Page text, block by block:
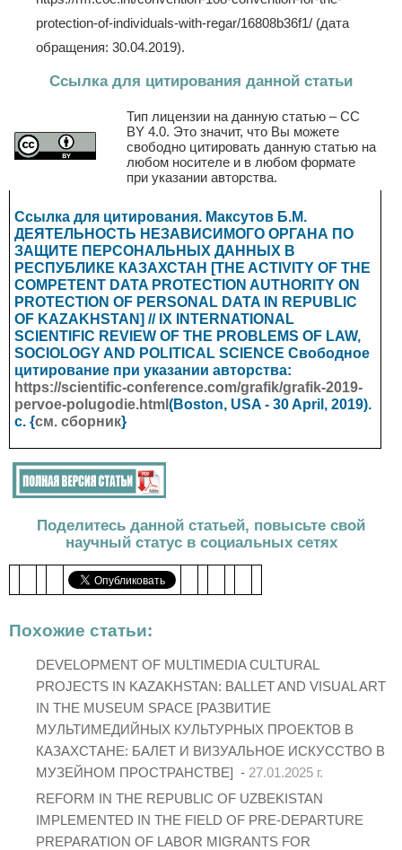
protection-of-individuals-with-regar/16808b36f1/ (дата
обращения: 30.04.2019).
Ссылка для цитирования данной статьи
Тип лицензии на данную статью – CC
BY 4.0. Это значит, что Вы можете
свободно цитировать данную статью на
любом носителе и в любом формате
при указании авторства.
Ссылка для цитирования. Максутов Б.М.
ДЕЯТЕЛЬНОСТЬ НЕЗАВИСИМОГО ОРГАНА ПО
ЗАЩИТЕ ПЕРСОНАЛЬНЫХ ДАННЫХ В
РЕСПУБЛИКЕ КАЗАХСТАН [THE ACTIVITY OF THE
COMPETENT DATA PROTECTION AUTHORITY ON
PROTECTION OF PERSONAL DATA IN REPUBLIC
OF KAZAKHSTAN] // IX INTERNATIONAL
SCIENTIFIC REVIEW OF THE PROBLEMS OF LAW,
SOCIOLOGY AND POLITICAL SCIENCE Свободное
цитирование при указании авторства:
https://scientific-conference.com/grafik/grafik-2019-
pervoe-polugodie.html (Boston, USA - 30 April , 2019).
с. {см. сборник}
Поделитесь данной статьей, повысьте свой
научный статус в социальных сетях
Похожие статьи:
DEVELOPMENT OF MULTIMEDIA CULTURAL
PROJECTS IN KAZAKHSTAN: BALLET AND VISUAL ART
IN THE MUSEUM SPACE [РАЗВИТИЕ
МУЛЬТИМЕДИЙНЫХ КУЛЬТУРНЫХ ПРОЕКТОВ В
КАЗАХСТАНЕ: БАЛЕТ И ВИЗУАЛЬНОЕ ИСКУССТВО В
МУЗЕЙНОМ ПРОСТРАНСТВЕ] - 27.01.2025 г.
REFORM IN THE REPUBLIC OF UZBEKISTAN
IMPLEMENTED IN THE FIELD OF PRE-DEPARTURE
PREPARATION OF LABOR MIGRANTS FOR